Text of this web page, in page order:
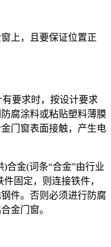
上，且要保证位置正
要求时，按设计要求
腐涂料或粘贴塑料薄膜
门窗表面接触，产生电
合金(词条“合金”由行业
固定，则连接铁件，
件。否则必须进行防腐
金门窗。